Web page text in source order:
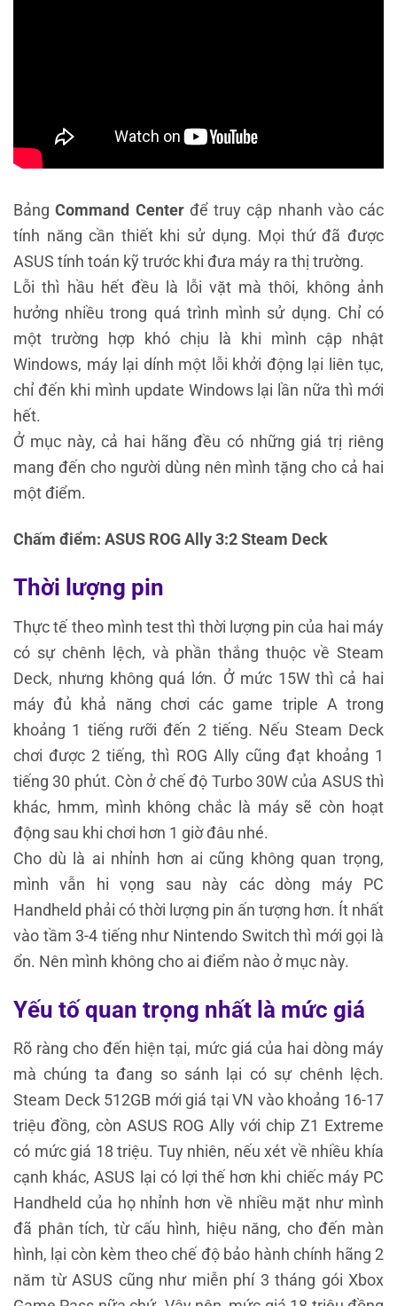
BảngCommand Centerđể truy cập nhanh vào các
tính năng cần thiết khi sử dụng. Mọi thứ đã được
ASUS tính toán kỹ trước khi đưa máy ra thị trường.
Lỗi thì hầu hết đều là lỗi vặt mà thôi, không ảnh
hưởng nhiều trong quá trình mình sử dụng. Chỉ có
một trường hợp khó chịu là khi mình cập nhật
Windows, máy lại dính một lỗi khởi động lại liên tục,
chỉ đến khi mình update Windows lại lần nữa thì mới
hết.
Ở mục này, cả hai hãng đều có những giá trị riêng
mang đến cho người dùng nên mình tặng cho cả hai
một điểm.
Chấm điểm: ASUS ROG Ally 3:2 Steam Deck
Thời lượng pin
Thực tế theo mình test thì thời lượng pin của hai máy
có sự chênh lệch, và phần thắng thuộc về Steam
Deck, nhưng không quá lớn. Ở mức 15W thì cả hai
máy đủ khả năng chơi các game triple A trong
khoảng 1 tiếng rưỡi đến 2 tiếng. Nếu Steam Deck
chơi được 2 tiếng, thì ROG Ally cũng đạt khoảng 1
tiếng 30 phút. Còn ở chế độ Turbo 30W của ASUS thì
khác, hmm, mình không chắc là máy sẽ còn hoạt
động sau khi chơi hơn 1 giờ đâu nhé.
Cho dù là ai nhỉnh hơn ai cũng không quan trọng,
mình vẫn hi vọng sau này các dòng máy PC
Handheld phải có thời lượng pin ấn tượng hơn. Ít nhất
vào tầm 3-4 tiếng như Nintendo Switch thì mới gọi là
ổn. Nên mình không cho ai điểm nào ở mục này.
Yếu tố quan trọng nhất là mức giá
Rõ ràng cho đến hiện tại, mức giá của hai dòng máy
mà chúng ta đang so sánh lại có sự chênh lệch.
Steam Deck 512GB mới giá tại VN vào khoảng 16-17
triệu đồng, còn ASUS ROG Ally với chip Z1 Extreme
có mức giá 18 triệu. Tuy nhiên, nếu xét về nhiều khía
cạnh khác, ASUS lại có lợi thế hơn khi chiếc máy PC
Handheld của họ nhỉnh hơn về nhiều mặt như mình
đã phân tích, từ cấu hình, hiệu năng, cho đến màn
hình, lại còn kèm theo chế độ bảo hành chính hãng 2
năm từ ASUS cũng như miễn phí 3 tháng gói Xbox